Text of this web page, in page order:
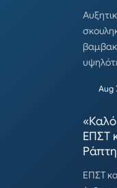
Aug
ΕΠΣΤ
Ράπτη
ΕΠΣΤ